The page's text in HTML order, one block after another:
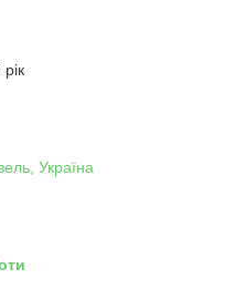
Україна